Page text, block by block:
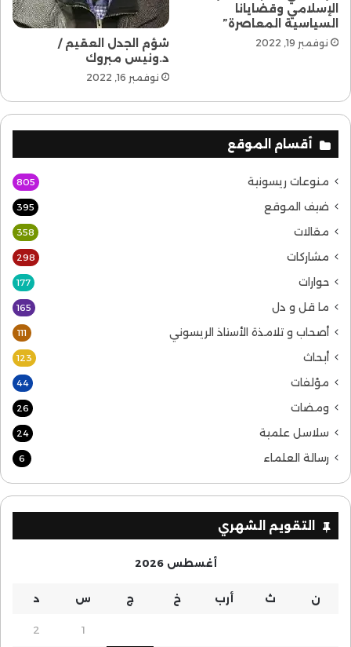
الإسلامي وقضايانا
السياسية المعاصرة”
نوفمبر 19, 2022
شؤم الجدل العقيم /
د.ونيس مبروك
نوفمبر 16, 2022
أقسام الموقع
منوعات ريسونية 805
ضيف الموقع 395
مقالات 358
مشاركات 298
حوارات 177
ما قل و دل 165
أصحاب و تلامذة الأستاذ الريسوني 111
أبحاث 123
مؤلفات 44
ومضات 26
سلاسل علمية 24
رسالة العلماء 6
التقويم الشهري
أغسطس 2026
ن ث أرب خ ج س د
1
2